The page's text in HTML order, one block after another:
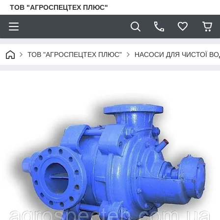
ТОВ "АГРОСПЕЦТЕХ ПЛЮС"
ТОВ "АГРОСПЕЦТЕХ ПЛЮС" НАСОСИ ДЛЯ ЧИСТОЇ